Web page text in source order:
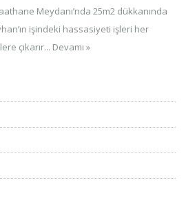
Meydanı’nda 25m2 dükkanında
işindeki hassasiyeti işleri her
çıkarır... Devamı »